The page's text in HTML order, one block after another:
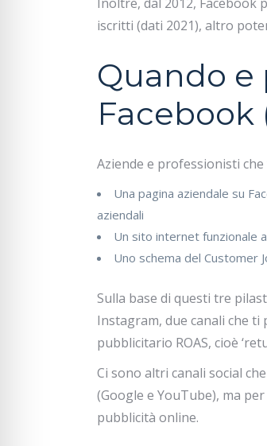
iscritti (dati 2021), altro
Quando e
Facebook
Aziende e professionisti
Una pagina aziendale su
aziendali
Un sito internet funzionale
Uno schema del Customer
Sulla base di questi tre
Instagram, due canali che
pubblicitario ROAS, cioè
Ci sono altri canali social
(Google e YouTube), ma
pubblicità online.